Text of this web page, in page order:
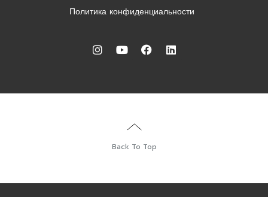
Политика конфиденциальности
Back To Top